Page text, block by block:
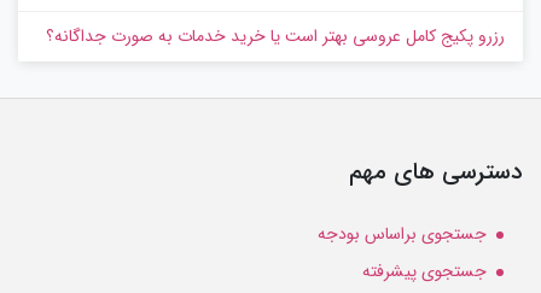
رزرو پکیج کامل عروسی بهتر است یا خرید خدمات به‌ صورت جداگانه؟
دسترسی های مهم
جستجوی براساس بودجه
جستجوی پیشرفته